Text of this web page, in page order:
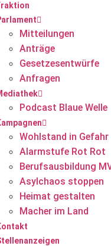
Mitteilungen
Anträge
Gesetzesentwürfe
Anfragen
Podcast Blaue Welle
Wohlstand in Gefahr
Alarmstufe Rot Rot
Berufsausbildung
Asylchaos stoppen
Heimat gestalten
Macher im Land